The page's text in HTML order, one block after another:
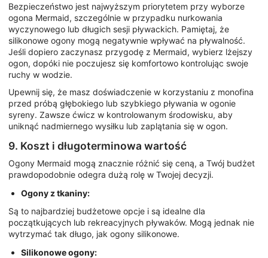
Bezpieczeństwo jest najwyższym priorytetem przy wyborze
ogona Mermaid, szczególnie w przypadku nurkowania
wyczynowego lub długich sesji pływackich. Pamiętaj, że
silikonowe ogony mogą negatywnie wpływać na pływalność.
Jeśli dopiero zaczynasz przygodę z Mermaid, wybierz lżejszy
ogon, dopóki nie poczujesz się komfortowo kontrolując swoje
ruchy w wodzie.
Upewnij się, że masz doświadczenie w korzystaniu z monofina
przed próbą głębokiego lub szybkiego pływania w ogonie
syreny. Zawsze ćwicz w kontrolowanym środowisku, aby
uniknąć nadmiernego wysiłku lub zaplątania się w ogon.
9. Koszt i długoterminowa wartość
Ogony Mermaid mogą znacznie różnić się ceną, a Twój budżet
prawdopodobnie odegra dużą rolę w Twojej decyzji.
Ogony z tkaniny:
Są to najbardziej budżetowe opcje i są idealne dla
początkujących lub rekreacyjnych pływaków. Mogą jednak nie
wytrzymać tak długo, jak ogony silikonowe.
Silikonowe ogony: